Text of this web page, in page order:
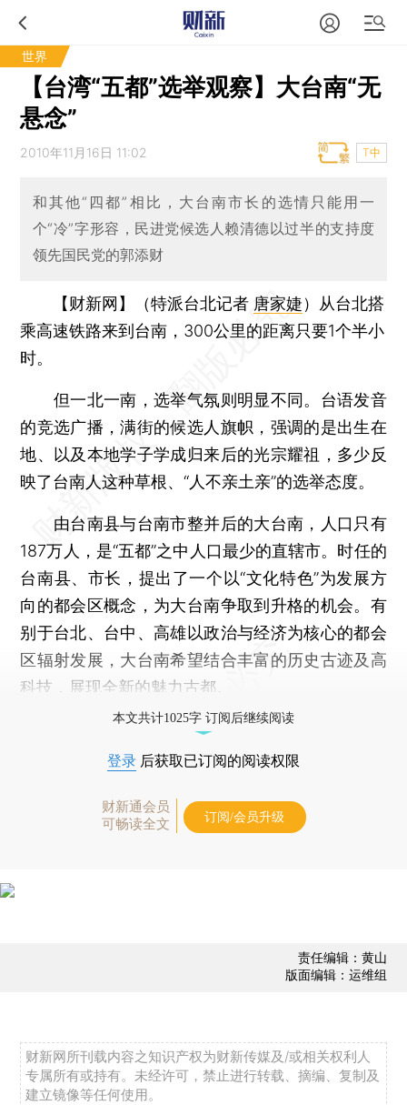
世界
【台湾“五都”选举观察】大台南“无
悬念”
2010年11月16日 11:02 T中
和其他“四都”相比，大台南市长的选情只能用一
个“冷”字形容，民进党候选人赖清德以过半的支持度
领先国民党的郭添财
【财新网】（特派台北记者 唐家婕） 从台北搭
乘高速铁路来到台南，300公里的距离只要1个半小
时。
但一北一南，选举气氛则明显不同。台语发音
的竞选广播，满街的候选人旗帜，强调的是出生在
地、以及本地学子学成归来后的光宗耀祖，多少反
映了台南人这种草根、“人不亲土亲”的选举态度。
由台南县与台南市整并后的大台南，人口只有
187万人，是“五都”之中人口最少的直辖市。时任的
台南县、市长，提出了一个以“文化特色”为发展方
向的都会区概念，为大台南争取到升格的机会。有
别于台北、台中、高雄以政治与经济为核心的都会
区辐射发展，大台南希望结合丰富的历史古迹及高
科技，展现全新的魅力古都。
本文共计1025字 订阅后继续阅读
登录 后获取已订阅的阅读权限
财新通会员
可畅读全文
订阅/会员升级
责任编辑：黄山
版面编辑：运维组
财新网所刊载内容之知识产权为财新传媒及/或相关权利人
专属所有或持有。未经许可，禁止进行转载、摘编、复制及
建立镜像等任何使用。